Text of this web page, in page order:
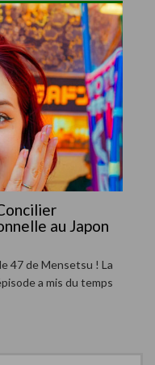
au Japon
47 de Mensetsu ! La
a mis du temps